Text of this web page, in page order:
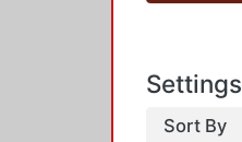
Settings
Sort By